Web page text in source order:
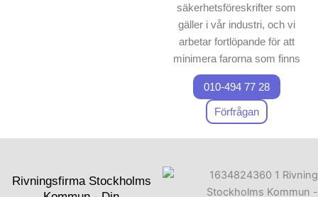
säkerhetsföreskrifter som
gäller i vår industri, och vi
arbetar fortlöpande för att
minimera farorna som finns
vid varjerivning– och
saneringsprojekt.
Vårt viktigaste mål är att
anställda och för våra
kunder. Genom att tillämpa
010-494 77 28
Förfrågan
Rivningsfirma Stockholms